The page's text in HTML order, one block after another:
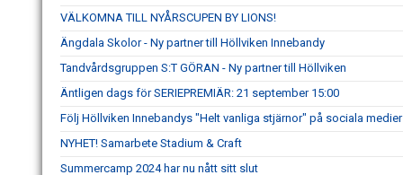
VÄLKOMNA TILL NYÅRSCUPEN BY LIONS!
Ängdala Skolor - Ny partner till Höllviken Innebandy
Tandvårdsgruppen S:T GÖRAN - Ny partner till Höllviken
Äntligen dags för SERIEPREMIÄR: 21 september 15:00
Följ Höllviken Innebandys "Helt vanliga stjärnor" på sociala medier
NYHET! Samarbete Stadium & Craft
Summercamp 2024 har nu nått sitt slut